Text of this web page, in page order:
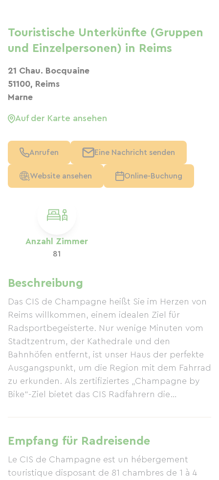
Anzahl Zimmer
81
Beschreibung
Das CIS de Champagne heißt Sie im Herzen von
Reims willkommen, einem idealen Ziel für
Radsportbegeisterte. Nur wenige Minuten vom
Stadtzentrum, der Kathedrale und den
Bahnhöfen entfernt, ist unser Haus der perfekte
Ausgangspunkt, um die Region mit dem Fahrrad
zu erkunden. Als zertifiziertes „Champagne by
Bike“-Ziel bietet das CIS Radfahrern die
Wasserstation. Alles ist darauf ausgerichtet, Ihre
Reise so angenehm wie möglich zu gestalten,
egal ob Sie eine mehrtägige Tour oder einen
Kurztrip planen. Nur 500 Meter entfernt bietet
Empfang für Radreisende
Le CIS de Champagne est un hébergement
touristique disposant de 81 chambres de 1 à 4
Touristische Unterkünfte (Gruppen
und Einzelpersonen) in Reims
21 Chau. Bocquaine
51100, Reims
Marne
Auf der Karte ansehen
Anrufen Eine Nachricht senden
Website ansehen Online-Buchung